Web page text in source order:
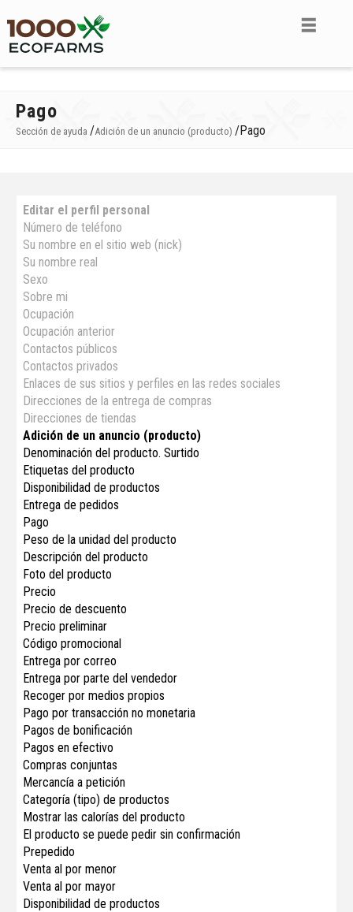
Pago
Sección de ayuda /Adición de un anuncio (producto) /Pago
Editar el perfil personal
Número de teléfono
Su nombre en el sitio web (nick)
Su nombre real
Sexo
Sobre mi
Ocupación
Ocupación anterior
Contactos públicos
Contactos privados
Enlaces de sus sitios y perfiles en las redes sociales
Direcciones de la entrega de compras
Direcciones de tiendas
Adición de un anuncio (producto)
Denominación del producto. Surtido
Etiquetas del producto
Disponibilidad de productos
Entrega de pedidos
Pago
Peso de la unidad del producto
Descripción del producto
Foto del producto
Precio
Precio de descuento
Precio preliminar
Código promocional
Entrega por correo
Entrega por parte del vendedor
Recoger por medios propios
Pago por transacción no monetaria
Pagos de bonificación
Pagos en efectivo
Compras conjuntas
Mercancía a petición
Categoría (tipo) de productos
Mostrar las calorías del producto
El producto se puede pedir sin confirmación
Prepedido
Venta al por menor
Venta al por mayor
Disponibilidad de productos